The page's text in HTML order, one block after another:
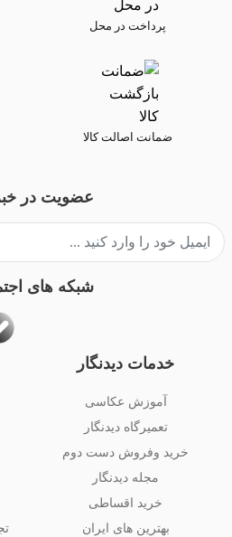
پرداخت در محل
ضمانت اصالت کالا
خدمات دیدنگار
آموزش عکاسی
تعمیرگاه دیدنگار
خرید وفروش دست دوم
مجله دیدنگار
خرید اقساطی
بهترین های ایران
عضویت در
شبکه های